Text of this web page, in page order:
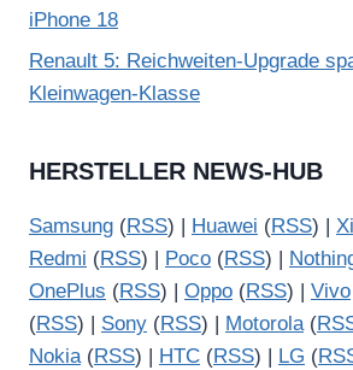
iPhone 18
Renault 5: Reichweiten-Upgrade
Kleinwagen-Klasse
HERSTELLER NEWS-HUB
Samsung (RSS) | Huawei (RSS) |
Redmi (RSS) | Poco (RSS) |
OnePlus (RSS) | Oppo (RSS) | Vivo
(RSS) | Sony (RSS) | Motorola(
Nokia(RSS) | HTC (RSS) | LG (